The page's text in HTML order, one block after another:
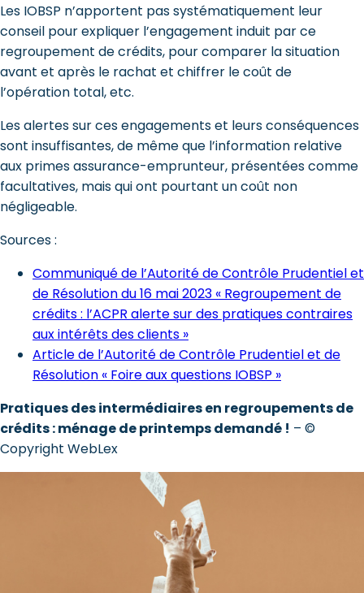
Les IOBSP n’apportent pas systématiquement leur
conseil pour expliquer l’engagement induit par ce
regroupement de crédits, pour comparer la situation
avant et après le rachat et chiffrer le coût de
l’opération total, etc.
Les alertes sur ces engagements et leurs conséquences
sont insuffisantes, de même que l’information relative
aux primes assurance-emprunteur, présentées comme
facultatives, mais qui ont pourtant un coût non
négligeable.
Sources :
Communiqué de l’Autorité de Contrôle Prudentiel et
de Résolution du 16 mai 2023 « Regroupement de
crédits : l’ACPR alerte sur des pratiques contraires
aux intérêts des clients »
Article de l’Autorité de Contrôle Prudentiel et de
Résolution « Foire aux questions IOBSP »
Pratiques des intermédiaires en regroupements de
crédits : ménage de printemps demandé ! – ©
Copyright WebLex